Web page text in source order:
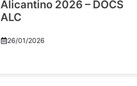
Alicantino 2026 – DOCS
ALC
26/01/2026